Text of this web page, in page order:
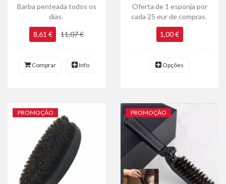
Barba penteada todos os
dias.
8,61 € 11,07 €
Comprar Info
Oferta de 1 esponja por
cada 25 eur de compras.
1,00 €
Opções
PROMOÇÃO PROMOÇÃO